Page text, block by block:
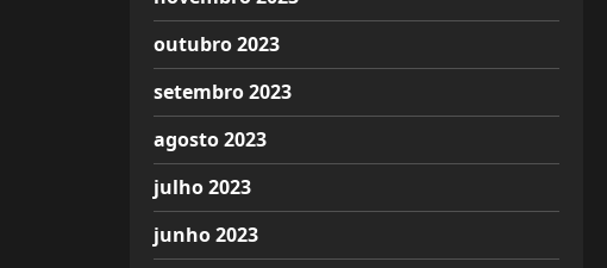
outubro 2023
setembro 2023
agosto 2023
julho 2023
junho 2023